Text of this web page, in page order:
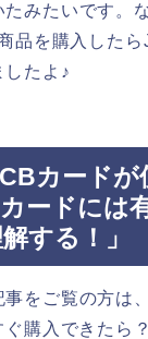
たみたいです。
品を購入した
したよ♪
カードが
ードには
する！」
事をご覧の方は
購入できたら